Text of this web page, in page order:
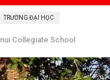
TRƯỜNG ĐẠI HỌC
Collegiate School